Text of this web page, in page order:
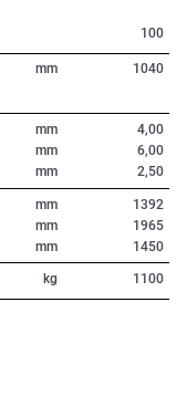
100
mm 1040
mm
mm
mm
4,00
6,00
2,50
mm
mm
mm
1392
1965
1450
kg 1100